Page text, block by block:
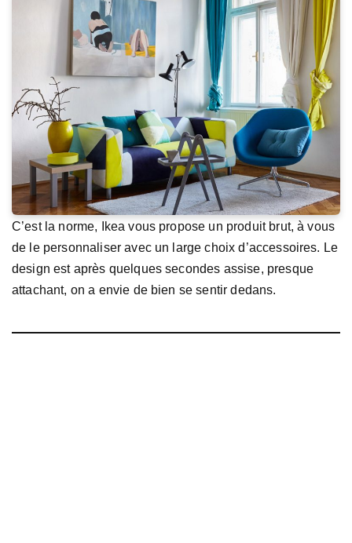
C’est la norme, Ikea vous propose un produit brut, à vous
de le personnaliser avec un large choix d’accessoires. Le
design est après quelques secondes assise, presque
attachant, on a envie de bien se sentir dedans.